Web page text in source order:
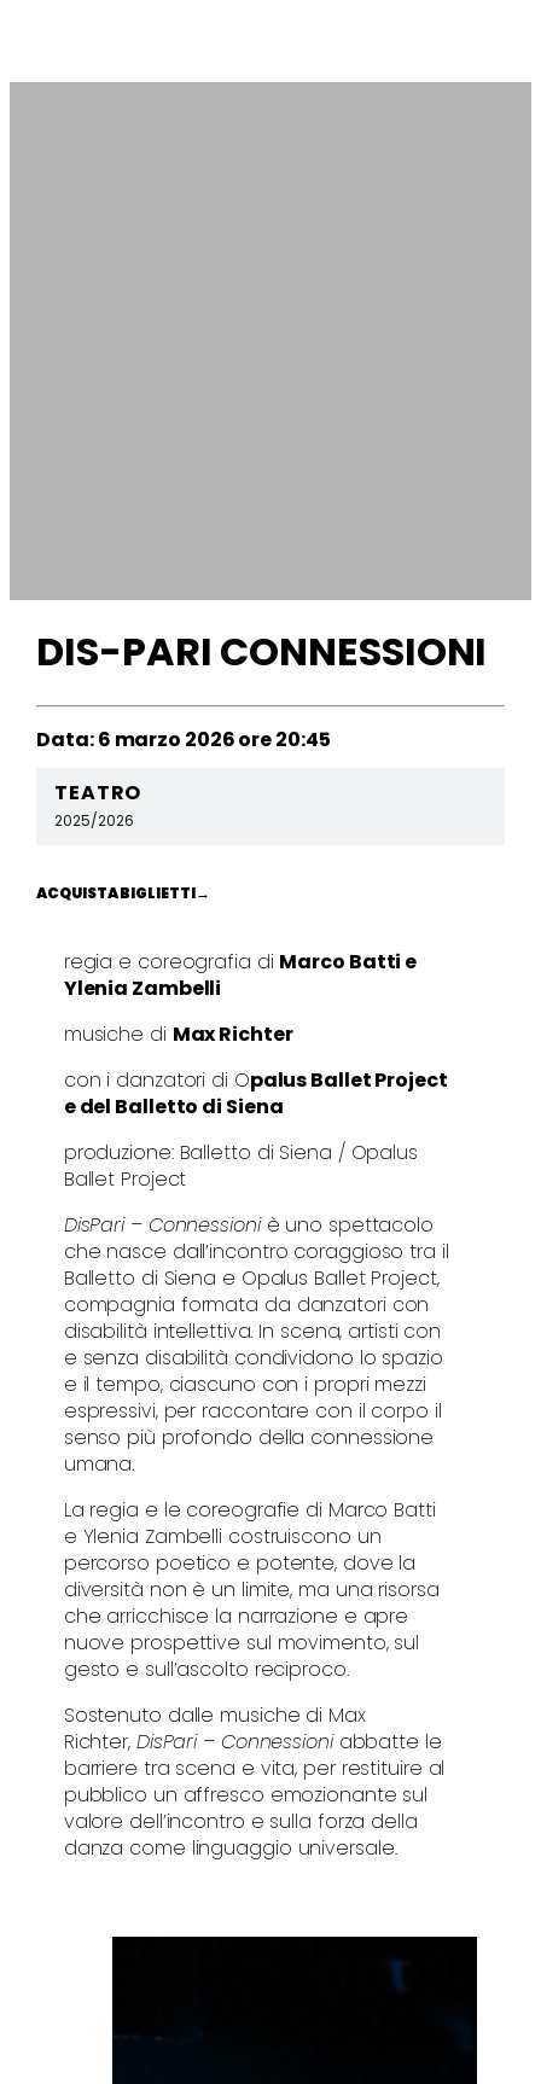
DIS-PARI CONNESSIONI
Data: 6 marzo 2026 ore 20:45
TEATRO
2025/2026
ACQUISTA BIGLIETTI→
regia e coreografia di Marco Batti e
Ylenia Zambelli
musiche di Max Richter
con i danzatori di Opalus Ballet Project
e del Balletto di Siena
produzione: Balletto di Siena / Opalus
Ballet Project
DisPari – Connessioniè uno spettacolo
che nasce dall’incontro coraggioso tra il
Balletto di Siena e Opalus Ballet Project,
compagnia formata da danzatori con
disabilità intellettiva. In scena, artisti con
e senza disabilità condividono lo spazio
e il tempo, ciascuno con i propri mezzi
espressivi, per raccontare con il corpo il
senso più profondo della connessione
umana.
La regia e le coreografie di Marco Batti
e Ylenia Zambelli costruiscono un
percorso poetico e potente, dove la
diversità non è un limite, ma una risorsa
che arricchisce la narrazione e apre
nuove prospettive sul movimento, sul
gesto e sull’ascolto reciproco.
Sostenuto dalle musiche di Max
Richter, DisPari – Connessioniabbatte le
barriere tra scena e vita, per restituire al
pubblico un affresco emozionante sul
valore dell’incontro e sulla forza della
danza come linguaggio universale.